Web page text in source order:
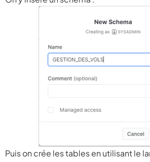
Puis on crée les tables en utilisant le